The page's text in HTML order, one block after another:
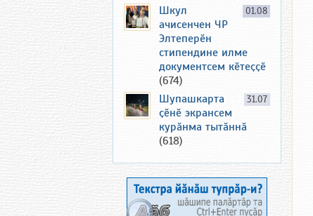
01.08
Шкул
ачисенчен ЧР
Элтеперӗн
стипендине илме
документсем кӗтеҫҫӗ
(674)
31.07
Шупашкарта
ҫӗнӗ экрансем
курӑнма тытӑннӑ
(618)